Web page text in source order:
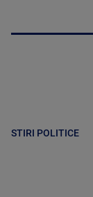
STIRI POLITICE